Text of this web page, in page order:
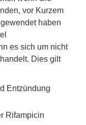
vor Kurzem
haben
es sich um nicht
Dies gilt
Entzündung
Rifampicin